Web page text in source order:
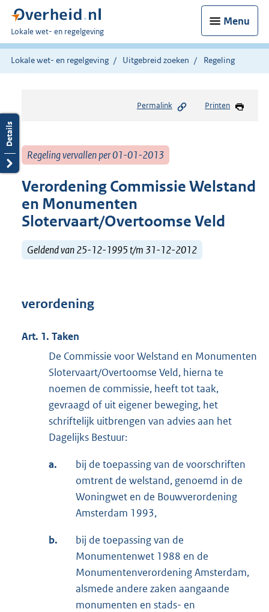
Menu
U
bent
hier:
Lokale wet- en regelgeving
Lokale wet- en regelgeving Uitgebreid zoeken Regeling
Permalink Printen
Regeling vervallen per 01-01-2013
Verordening Commissie Welstand
en Monumenten
Slotervaart/Overtoomse Veld
Geldend van 25-12-1995 t/m 31-12-2012
verordening
Art. 1. Taken
De Commissie voor Welstand en Monumenten
Slotervaart/Overtoomse Veld, hierna te
noemen de commissie, heeft tot taak,
gevraagd of uit eigener beweging, het
schriftelijk uitbrengen van advies aan het
Dagelijks Bestuur:
a.
bij de toepassing van de voorschriften
omtrent de welstand, genoemd in de
Woningwet en de Bouwverordening
Amsterdam 1993,
b.
bij de toepassing van de
Monumentenwet 1988 en de
Monumentenverordening Amsterdam,
alsmede andere zaken aangaande
monumenten en stads- en